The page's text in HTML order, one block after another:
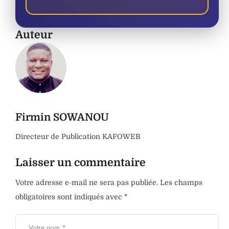
Auteur
Firmin SOWANOU
Directeur de Publication KAFOWEB
Laisser un commentaire
Votre adresse e-mail ne sera pas publiée. Les champs
obligatoires sont indiqués avec *